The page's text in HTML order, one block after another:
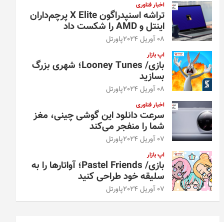
اخبار فناوری
تراشه اسنپدراگون X Elite پرچم‌داران
اینتل و AMD را شکست داد
08 آوریل 2024 پاورتل
اپ بازار
بازی/ Looney Tunes؛ شهری بزرگ
بسازید
08 آوریل 2024 پاورتل
اخبار فناوری
سرعت دانلود این گوشی چینی، مغز
شما را منفجر می‌کند
07 آوریل 2024 پاورتل
اپ بازار
بازی/ Pastel Friends؛ آواتارها را به
سلیقه خود طراحی کنید
07 آوریل 2024 پاورتل